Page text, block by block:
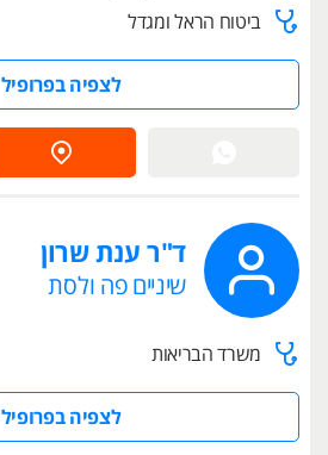
ביטוח הראל ומגדל
לצפיה בפרופיל
ד"ר ענת שרון
שיניים פה ולסת
משרד הבריאות
לצפיה בפרופיל